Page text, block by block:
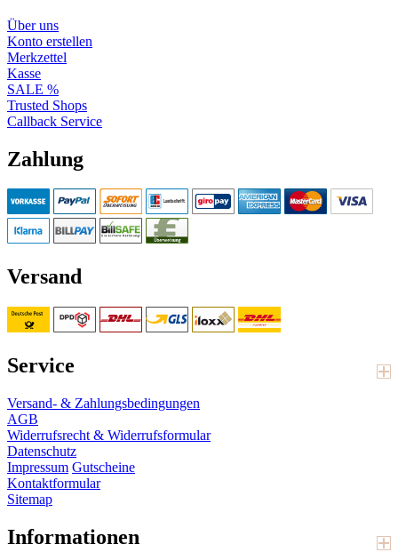
Über uns
Konto erstellen
Merkzettel
Kasse
SALE %
Trusted Shops
Callback Service
Zahlung
Versand
Service
Versand- & Zahlungsbedingungen
AGB
Widerrufsrecht & Widerrufsformular
Datenschutz
Impressum Gutscheine
Kontaktformular
Sitemap
Informationen